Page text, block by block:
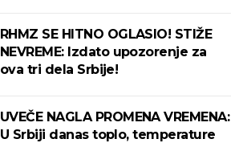
RHMZ SE HITNO OGLASIO! STIŽE
NEVREME: Izdato upozorenje za
ova tri dela Srbije!
UVEČE NAGLA PROMENA VREMENA:
U Srbiji danas toplo, temperature